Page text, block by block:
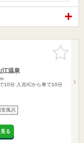
お気に入
りに追加
江温泉
10分 人吉ICから車で10分
風呂
る